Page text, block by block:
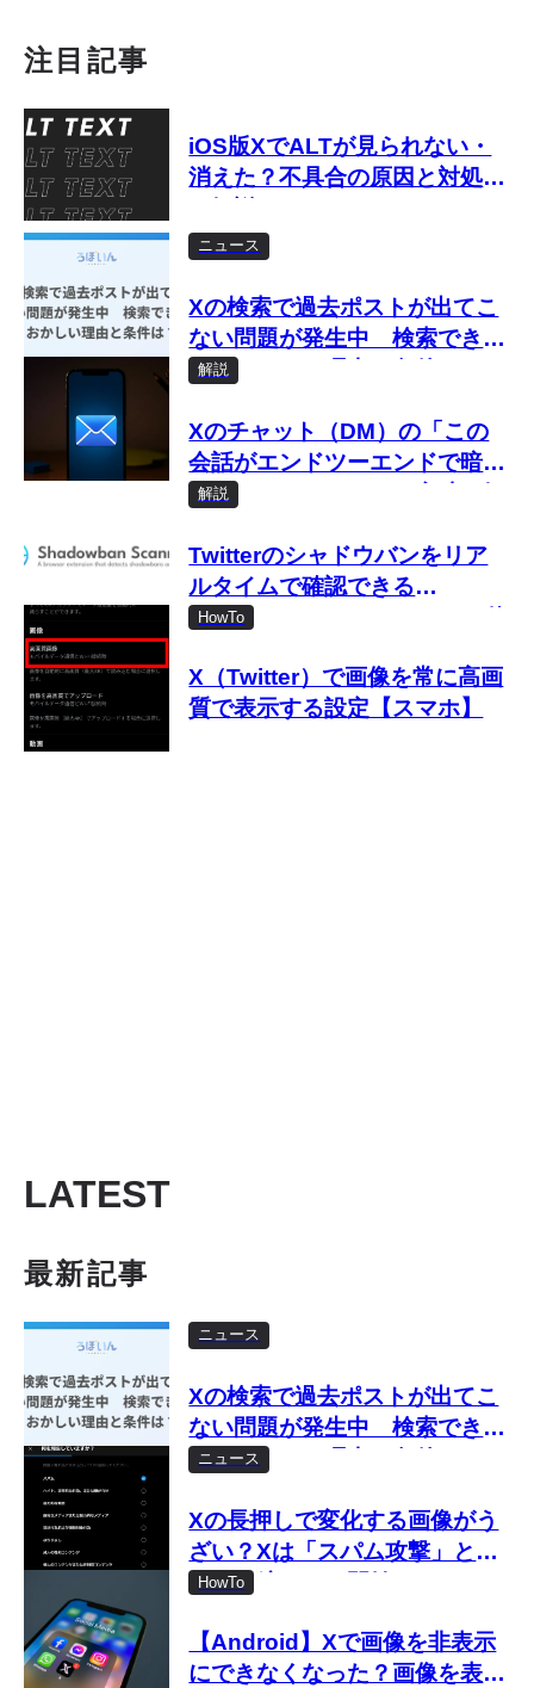
注目記事
iOS版XでALTが見られない・
消えた？不具合の原因と対処法
ニュース
Xの検索で過去ポストが出てこ
ない問題が発生中 検索できな
い・おかしい理由と条件は？
解説
Xのチャット（DM）の「この
会話がエンドツーエンドで暗号
化されました」とは？意味を解
解説
Twitterのシャドウバンをリア
ルタイムで確認できる
「Shadowban Scanner」の使
HowTo
X（Twitter）で画像を常に高画
質で表示する設定【スマホ】
LATEST
最新記事
ニュース
Xの検索で過去ポストが出てこ
ない問題が発生中 検索できな
い・おかしい理由と条件は？
ニュース
Xの長押しで変化する画像がう
ざい？Xは「スパム攻撃」とし
て取り締まりを開始
HowTo
【Android】Xで画像を非表示
にできなくなった？画像を表示